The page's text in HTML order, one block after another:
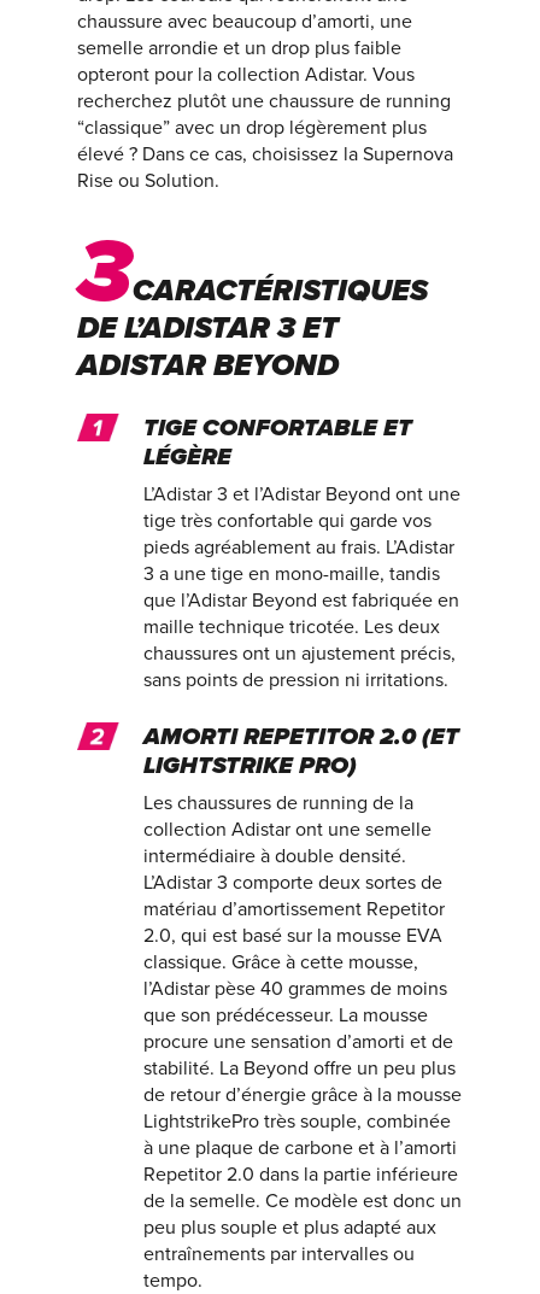
chaussure avec beaucoup d’amorti, une
semelle arrondie et un drop plus faible
opteront pour la collection Adistar. Vous
recherchez plutôt une chaussure de running
“classique” avec un drop légèrement plus
élevé ? Dans ce cas, choisissez la Supernova
Rise ou Solution.
3CARACTÉRISTIQUES
DE L’ADISTAR 3 ET
ADISTAR BEYOND
TIGE CONFORTABLE ET
LÉGÈRE
L’Adistar 3 et l’Adistar Beyond ont une
tige très confortable qui garde vos
pieds agréablement au frais. L’Adistar
3 a une tige en mono-maille, tandis
que l’Adistar Beyond est fabriquée en
maille technique tricotée. Les deux
chaussures ont un ajustement précis,
sans points de pression ni irritations.
AMORTI REPETITOR 2.0 (ET
LIGHTSTRIKE PRO)
Les chaussures de running de la
collection Adistar ont une semelle
intermédiaire à double densité.
L’Adistar 3 comporte deux sortes de
matériau d’amortissement Repetitor
2.0, qui est basé sur la mousse EVA
classique. Grâce à cette mousse,
l’Adistar pèse 40 grammes de moins
que son prédécesseur. La mousse
procure une sensation d’amorti et de
stabilité. La Beyond offre un peu plus
de retour d’énergie grâce à la mousse
LightstrikePro très souple, combinée
à une plaque de carbone et à l’amorti
Repetitor 2.0 dans la partie inférieure
de la semelle. Ce modèle est donc un
peu plus souple et plus adapté aux
entraînements par intervalles ou
tempo.